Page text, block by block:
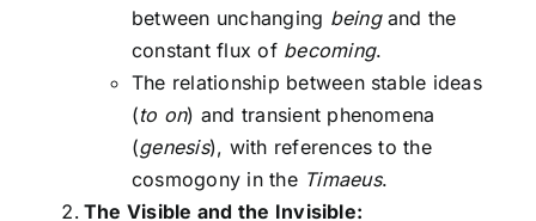
between unchanging beingand the
constant flux of becoming.
The relationship between stable ideas
(to on) and transient phenomena
(genesis), with references to the
cosmogony in the Timaeus.
The Visible and the Invisible: